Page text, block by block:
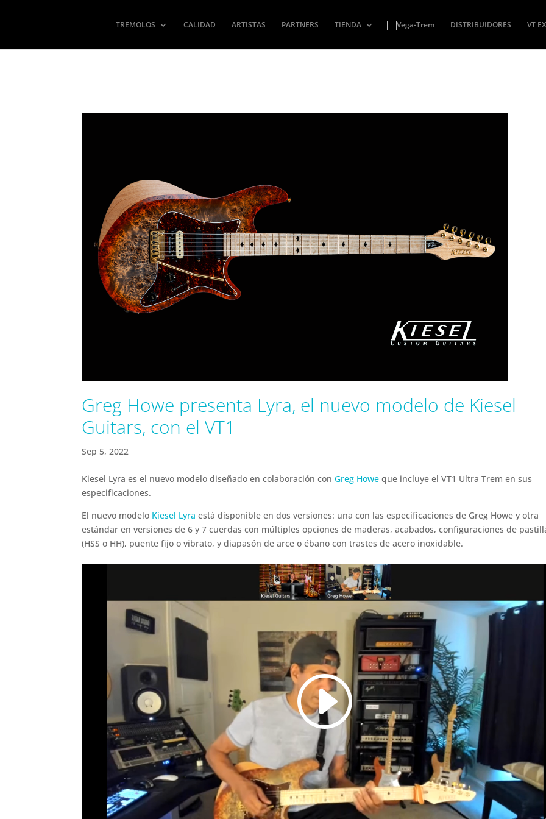
TREMOLOS CALIDAD ARTISTAS PARTNERS TIENDA DISTRIBUIDORES VT
Greg Howe presenta Lyra, el nuevo modelo de Kiesel
Guitars, con el VT1
Sep 5, 2022
Kiesel Lyra es el nuevo modelo diseñado en colaboración conGreg Howe que incluye el VT1 Ultra Trem en sus
especificaciones.
El nuevo modelo Kiesel Lyra está disponible en dos versiones: una con las especificaciones de Greg Howe y otra
estándar en versiones de 6 y 7 cuerdas con múltiples opciones de maderas, acabados, configuraciones de
(HSS o HH), puente fijo o vibrato, y diapasón de arce o ébano con trastes de acero inoxidable.